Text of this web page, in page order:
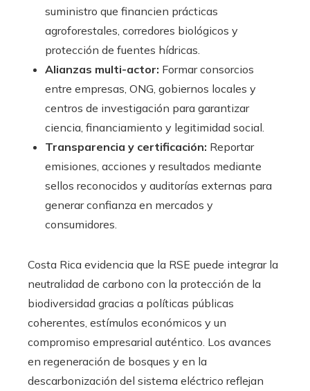
suministro que financien prácticas
agroforestales, corredores biológicos y
protección de fuentes hídricas.
Alianzas multi-actor: Formar consorcios
entre empresas, ONG, gobiernos locales y
centros de investigación para garantizar
ciencia, financiamiento y legitimidad social.
Transparencia y certificación: Reportar
emisiones, acciones y resultados mediante
sellos reconocidos y auditorías externas para
generar confianza en mercados y
consumidores.
Costa Rica evidencia que la RSE puede integrar la
neutralidad de carbono con la protección de la
biodiversidad gracias a políticas públicas
coherentes, estímulos económicos y un
compromiso empresarial auténtico. Los avances
en regeneración de bosques y en la
descarbonización del sistema eléctrico reflejan